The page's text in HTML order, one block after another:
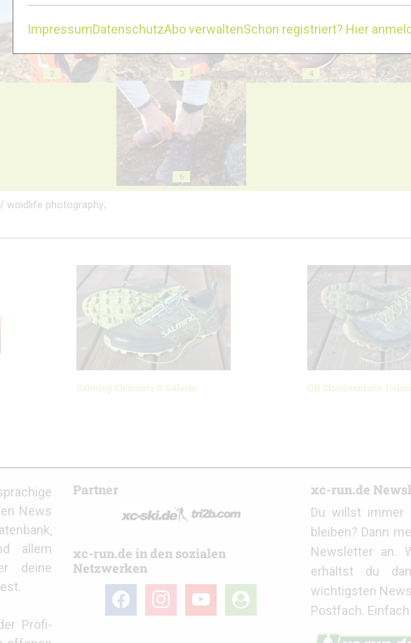
2 3 4
6
woidlife photography;
Salming Elements 2: Galerie ON Cloudventure:
News
allem
deine
Profi-
Partner
xc-run.de in den sozialen
Netzwerken
facebookinstagramyoutube
user-
circle
xc-run.de
Du willst immer
bleiben? Dann
Newsletter an.
erhältst du
wichtigsten
Postfach.
ImpressumDatenschutzAbo verwaltenSchon registriert? Hier